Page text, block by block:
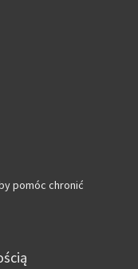
pomóc chronić